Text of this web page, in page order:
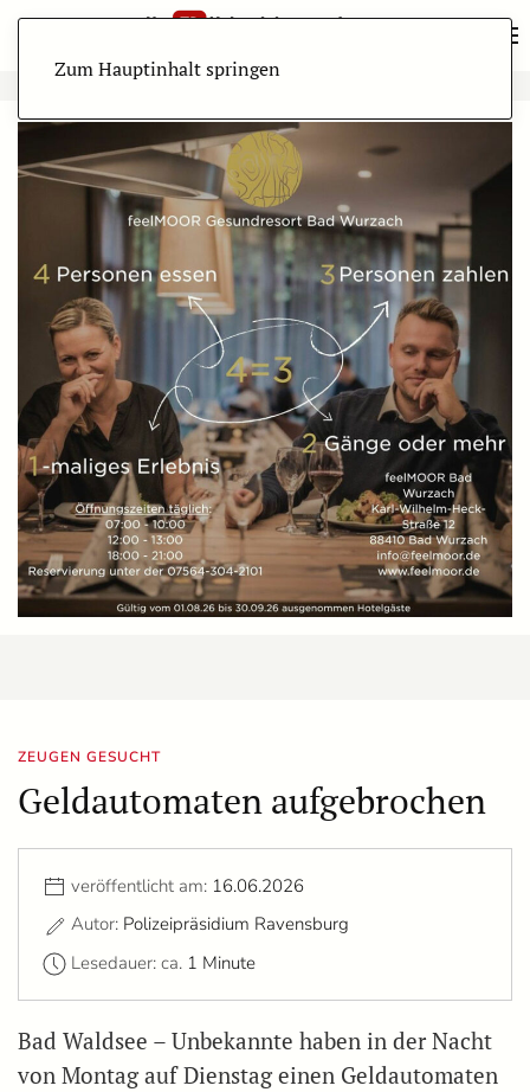
Zum Hauptinhalt springen
ZEUGEN GESUCHT
Geldautomaten aufgebrochen
veröffentlicht am: 16.06.2026
Autor: Polizeipräsidium Ravensburg
Lesedauer: ca. 1 Minute
Bad Waldsee – Unbekannte haben in der Nacht
von Montag auf Dienstag einen Geldautomaten